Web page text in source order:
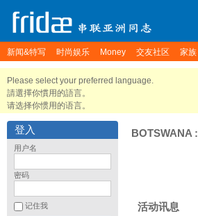
新闻&特写 时尚娱乐 Money 交友社区 家族
Please select your preferred language.
請選擇你慣用的語言。
请选择你惯用的语言。
登入
用户名
密码
记住我
BOTSWANA :
活动讯息